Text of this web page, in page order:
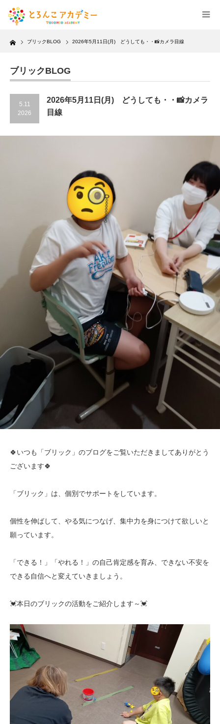
Home ブリックBLOG 2026年5月11日(月) どうしても・・📸カメラ目線
ブリックBLOG
5.11
2026
2026年5月11日(月) どうしても・・📸カメラ
目線
🍀いつも「ブリック」のブログをご覧いただきましてありがとう
ございます🍀
「ブリック」は、個別でサポートをしています。
個性を伸ばして、やる気につなげ、集中力を身につけて欲しいと
願っています。
「できる！」「やれる！」の自己肯定感を育み、できない不安を
できる自信へと変えていきましょう。
💓本日のブリックの活動をご紹介します～💓